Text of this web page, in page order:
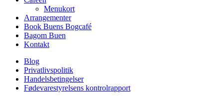
Menukort
Arrangementer
Book Buens Bogcafé
Bagom Buen
Kontakt
Blog
Privatlivspolitik
Handelsbetingelser
Fødevarestyrelsens kontrolrapport